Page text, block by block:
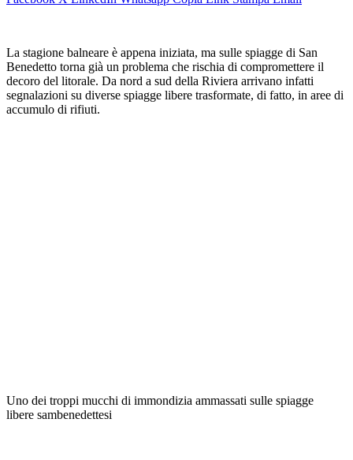
La stagione balneare è appena iniziata, ma sulle spiagge di San
Benedetto torna già un problema che rischia di compromettere il
decoro del litorale. Da nord a sud della Riviera arrivano infatti
segnalazioni su diverse spiagge libere trasformate, di fatto, in aree di
accumulo di rifiuti.
Uno dei troppi mucchi di immondizia ammassati sulle spiagge
libere sambenedettesi